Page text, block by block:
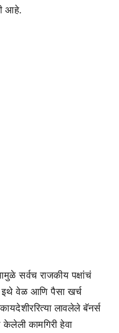
आहे.
सर्वच राजकीय पक्षांचं
वेळ आणि पैसा खर्च
लावलेले बॅनर्स
कामगिरी हेवा